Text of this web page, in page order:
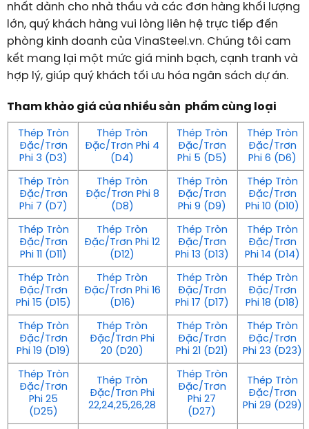
nhất dành cho nhà thầu và các đơn hàng khối lượng
lớn, quý khách hàng vui lòng liên hệ trực tiếp đến
phòng kinh doanh của VinaSteel.vn. Chúng tôi cam
kết mang lại một mức giá minh bạch, cạnh tranh và
hợp lý, giúp quý khách tối ưu hóa ngân sách dự án.
Tham khảo giá của nhiều sản phẩm cùng loại
Thép Tròn
Đặc/Trơn
Phi 3 (D3)
Thép Tròn
Đặc/Trơn Phi 4
(D4)
Thép Tròn
Đặc/Trơn
Phi 5 (D5)
Thép Tròn
Đặc/Trơn
Phi 6 (D6)
Thép Tròn
Đặc/Trơn
Phi 7 (D7)
Thép Tròn
Đặc/Trơn Phi 8
(D8)
Thép Tròn
Đặc/Trơn
Phi 9 (D9)
Thép Tròn
Đặc/Trơn
Phi 10 (D10)
Thép Tròn
Đặc/Trơn
Phi 11 (D11)
Thép Tròn
Đặc/Trơn Phi 12
(D12)
Thép Tròn
Đặc/Trơn
Phi 13 (D13)
Thép Tròn
Đặc/Trơn
Phi 14 (D14)
Thép Tròn
Đặc/Trơn
Phi 15 (D15)
Thép Tròn
Đặc/Trơn Phi 16
(D16)
Thép Tròn
Đặc/Trơn
Phi 17 (D17)
Thép Tròn
Đặc/Trơn
Phi 18 (D18)
Thép Tròn
Đặc/Trơn
Phi 19 (D19)
Thép Tròn
Đặc/Trơn Phi
20 (D20)
Thép Tròn
Đặc/Trơn
Phi 21 (D21)
Thép Tròn
Đặc/Trơn
Phi 23 (D23)
Thép Tròn
Đặc/Trơn
Phi 25
(D25)
Thép Tròn
Đặc/Trơn Phi
22,24,25,26,28
Thép Tròn
Đặc/Trơn
Phi 27
(D27)
Thép Tròn
Đặc/Trơn
Phi 29 (D29)